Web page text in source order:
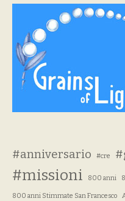
#anniversario #cre
#missioni 800 anni
800 anni Stimmate San Francesco